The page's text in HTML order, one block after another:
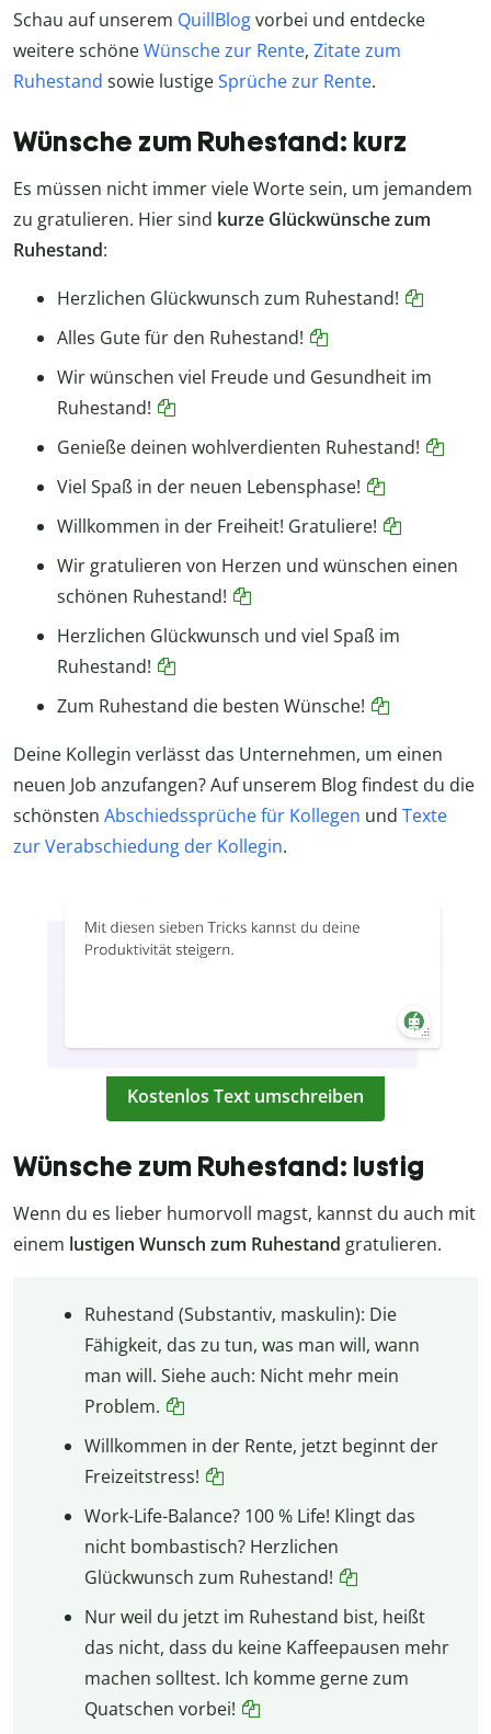
Schau auf unserem QuillBlogvorbei und entdecke
weitere schöneWünsche zur Rente, Zitate zum
Ruhestand sowie lustigeSprüche zur Rente.
Wünsche zum Ruhestand: kurz
Es müssen nicht immer viele Worte sein, um jemandem
zu gratulieren. Hier sind kurze Glückwünsche zum
Ruhestand:
Herzlichen Glückwunsch zum Ruhestand!
Alles Gute für den Ruhestand!
Wir wünschen viel Freude und Gesundheit im
Ruhestand!
Genieße deinen wohlverdienten Ruhestand!
Viel Spaß in der neuen Lebensphase!
Willkommen in der Freiheit! Gratuliere!
Wir gratulieren von Herzen und wünschen einen
schönen Ruhestand!
Herzlichen Glückwunsch und viel Spaß im
Ruhestand!
Zum Ruhestand die besten Wünsche!
Deine Kollegin verlässt das Unternehmen, um einen
neuen Job anzufangen? Auf unserem Blog findest du die
schönsten Abschiedssprüche für Kollegen und Texte
zur Verabschiedung der Kollegin.
Kostenlos Text umschreiben
Wünsche zum Ruhestand: lustig
Wenn du es lieber humorvoll magst, kannst du auch mit
einem lustigen Wunsch zum Ruhestand gratulieren.
Ruhestand (Substantiv, maskulin): Die
Fähigkeit, das zu tun, was man will, wann
man will. Siehe auch: Nicht mehr mein
Problem.
Willkommen in der Rente, jetzt beginnt der
Freizeitstress!
Work-Life-Balance? 100 % Life! Klingt das
nicht bombastisch? Herzlichen
Glückwunsch zum Ruhestand!
Nur weil du jetzt im Ruhestand bist, heißt
das nicht, dass du keine Kaffeepausen mehr
machen solltest. Ich komme gerne zum
Quatschen vorbei!